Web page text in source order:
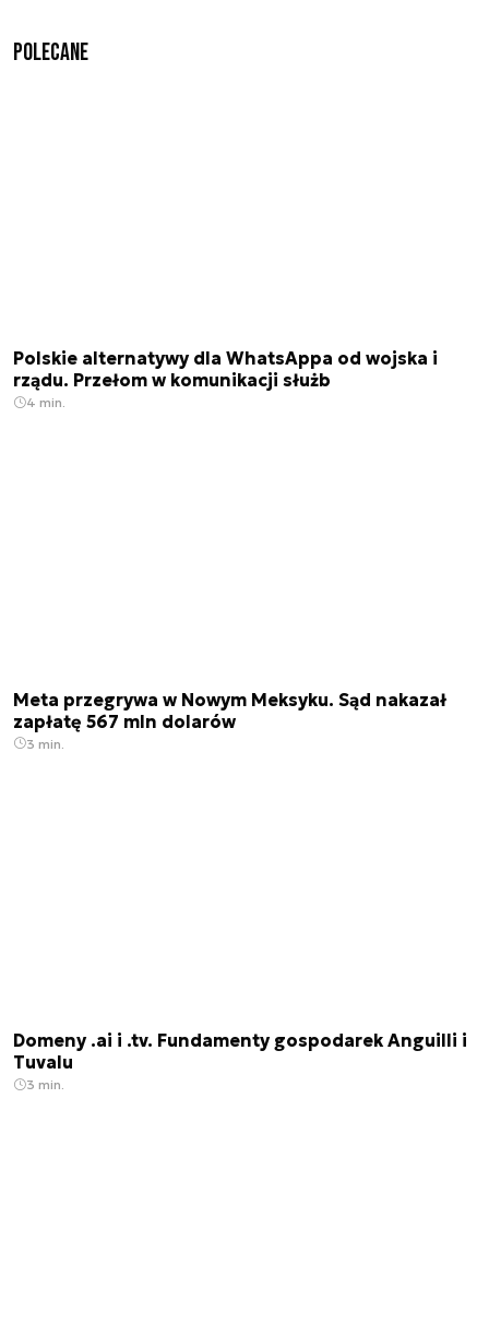
Polecane
Polskie alternatywy dla WhatsAppa od wojska i
rządu. Przełom w komunikacji służb
4 min.
Meta przegrywa w Nowym Meksyku. Sąd nakazał
zapłatę 567 mln dolarów
3 min.
Domeny .ai i .tv. Fundamenty gospodarek Anguilli i
Tuvalu
3 min.